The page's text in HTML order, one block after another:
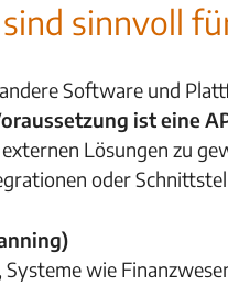
sinnvoll
Software und
ist eine
Lösungen zu
oder
wie